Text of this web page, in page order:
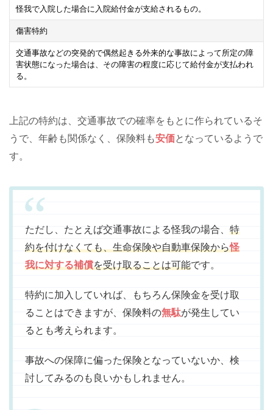
怪我で入院した場合に入院給付金が支給されるもの。
傷害特約
交通事故などの突発的で偶然起きる外来的な事故によって所定の障
害状態になった場合は、その障害の程度に応じて給付金が支払われ
る。
上記の特約は、交通事故での確率をもとに作られているそ
うで、年齢も関係なく、保険料も安価となっているようで
す。
ただし、たとえば交通事故による怪我の場合、 特
約を付けなくても、生命保険や自動車保険から怪
我に対する補償を受け取ることは可能です。
特約に加入していれば、もちろん保険金を受け取
ることはできますが、保険料の無駄が発生してい
るとも考えられます。
事故への保障に偏った保険となっていないか、検
討してみるのも良いかもしれません。